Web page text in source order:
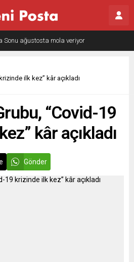
Sonu ağustosta mola veriyor
ilk kez” kâr açıkladı
“Covid-19
kâr açıkladı
Gönder